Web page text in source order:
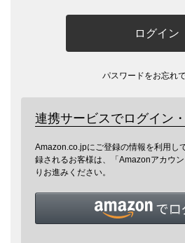
ログイン
パスワードをお忘れ
連携サービスでログイン
Amazon.co.jpにご登録の情報を利用し
録されるお客様は、「Amazonアカウ
りお進みください。